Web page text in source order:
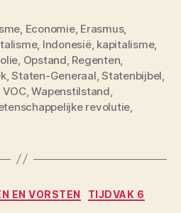
Economie, Erasmus,
, Indonesië, kapitalisme,
Opstand Regenten
,Staten-Generaal ,Statenbijbel
VOC,Wapenstilstand
revolutie
Categorieën
EN VORSTEN TIJDVAK 6